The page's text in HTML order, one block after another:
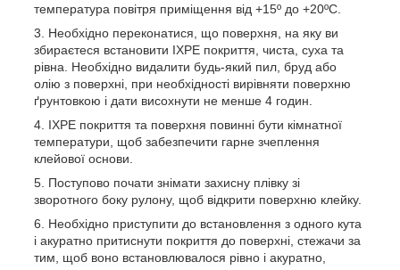
температура повітря приміщення від +15º до +20ºС.
Необхідно переконатися, що поверхня, на яку ви
збираєтеся встановити IXPE покриття, чиста, суха та
рівна. Необхідно видалити будь-який пил, бруд або
олію з поверхні, при необхідності вирівняти поверхню
ґрунтовкою і дати висохнути не менше 4 годин.
IXPE покриття та поверхня повинні бути кімнатної
температури, щоб забезпечити гарне зчеплення
клейової основи.
Поступово почати знімати захисну плівку зі
зворотного боку рулону, щоб відкрити поверхню клейку.
Необхідно приступити до встановлення з одного кута
і акуратно притиснути покриття до поверхні, стежачи за
тим, щоб воно встановлювалося рівно і акуратно,